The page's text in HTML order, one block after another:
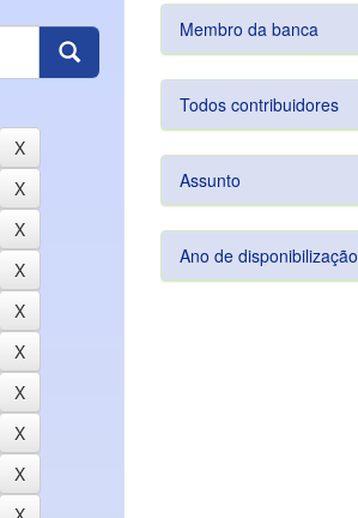
Membro da banca
Todos contribuidores
Assunto
Ano de disponibilização